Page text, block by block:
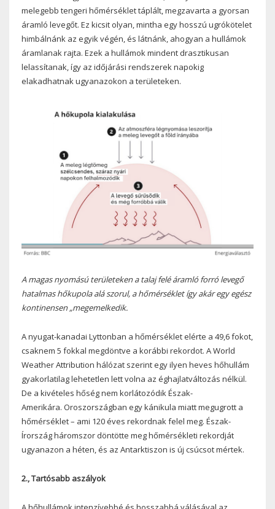
melegebb tengeri hőmérséklet táplált, megzavarta a gyorsan
áramló levegőt. Ez kicsit olyan, mintha egy hosszú ugrókötelet
himbálnánk az egyik végén, és látnánk, ahogyan a hullámok
áramlanak rajta. Ezek a hullámok mindent drasztikusan
lelassítanak, így az időjárási rendszerek napokig
elakadhatnak ugyanazokon a területeken.
A magas nyomású területeken a talaj felé áramló forró levegő
hatalmas hőkupola alá szorul, a hőmérséklet így akár egy egész
kontinensen „megemelkedik.
A nyugat-kanadai Lyttonban a hőmérséklet elérte a 49,6 fokot,
csaknem 5 fokkal megdöntve a korábbi rekordot. A World
Weather Attribution hálózat szerint egy ilyen heves hőhullám
gyakorlatilag lehetetlen lett volna az éghajlatváltozás nélkül.
De a kivételes hőség nem korlátozódik Észak-
Amerikára. Oroszországban egy kánikula miatt megugrott a
hőmérséklet – ami 120 éves rekordnak felel meg. Észak-
Írország háromszor döntötte meg hőmérsékleti rekordját
ugyanazon a héten, és az Antarktiszon is új csúcsot mértek.
2., Tartósabb aszályok